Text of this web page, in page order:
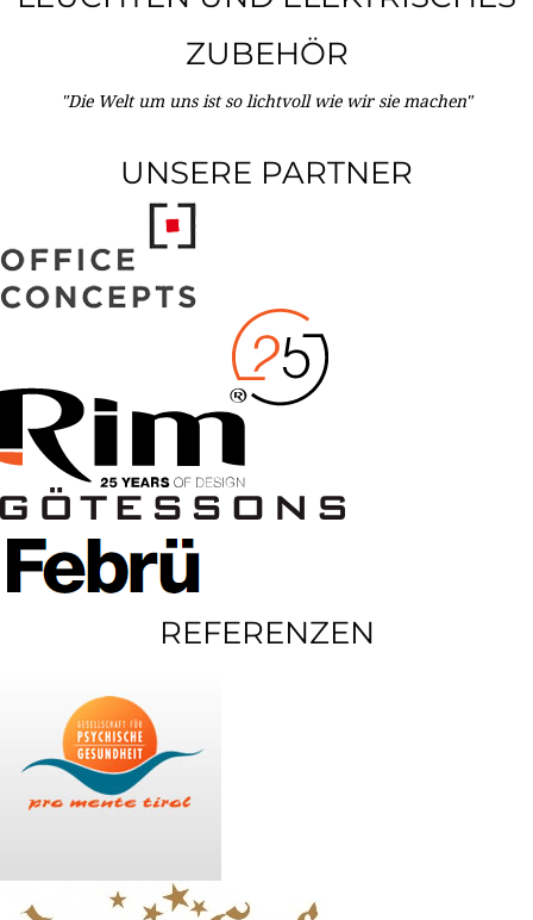
ZUBEHÖR
"Die Welt um uns ist so lichtvoll wie wir sie machen"
UNSERE PARTNER
REFERENZEN